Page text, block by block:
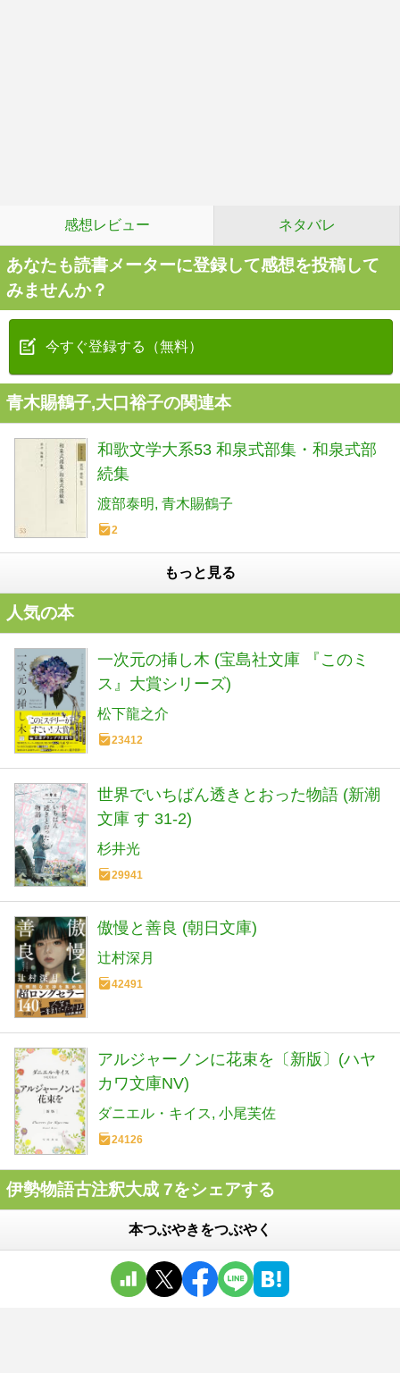
感想レビュー ネタバレ
あなたも読書メーターに登録して感想を投稿して
みませんか？
今すぐ登録する（無料）
青木賜鶴子,大口裕子の関連本
和歌文学大系53 和泉式部集・和泉式部
続集
渡部泰明 青木賜鶴子
2
もっと見る
人気の本
一次元の挿し木 (宝島社文庫 『このミ
ス』大賞シリーズ)
松下龍之介
23412
世界でいちばん透きとおった物語 (新潮
文庫 す 31-2)
杉井光
29941
傲慢と善良 (朝日文庫)
辻村深月
42491
アルジャーノンに花束を〔新版〕(ハヤ
カワ文庫NV)
ダニエル・キイス 小尾芙佐
24126
伊勢物語古注釈大成 7をシェアする
本つぶやきをつぶやく